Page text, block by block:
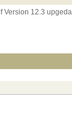
Version 12.3